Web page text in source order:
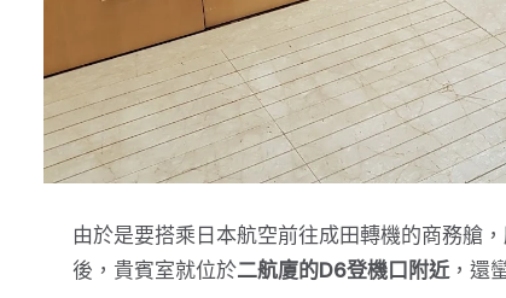
由於是要搭乘日本航空前往成田轉機的商務艙
後，貴賓室就位於二航廈的D6登機口附近，還